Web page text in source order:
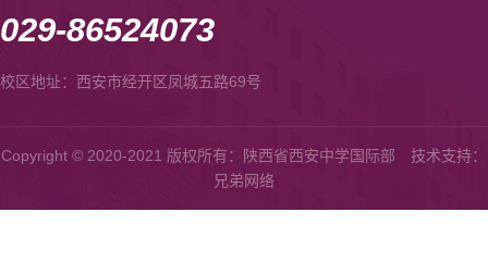
029-86524073
校区地址：西安市经开区凤城五路69号
Copyright © 2020-2021 版权所有：陕西省西安中学国际部
技术支持：
兄弟网络